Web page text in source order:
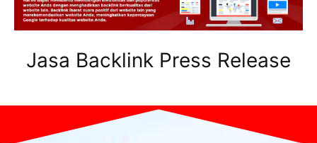
Jasa Backlink Press Release